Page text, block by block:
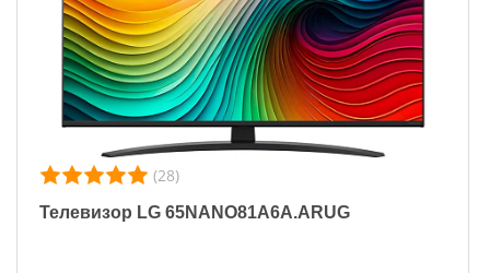
(28)
Телевизор LG 65NANO81A6A.ARUG